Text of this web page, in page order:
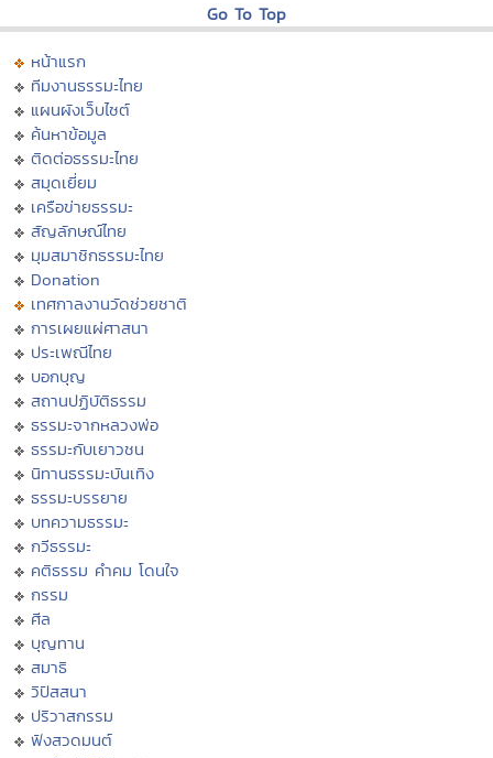
Go To Top
หน้าแรก
ทีมงานธรรมะไทย
แผนผังเว็บไซต์
ค้นหาข้อมูล
ติดต่อธรรมะไทย
สมุดเยี่ยม
เครือข่ายธรรมะ
สัญลักษณ์ไทย
มุมสมาชิกธรรมะไทย
Donation
เทศกาลงานวัดช่วยชาติ
การเผยแผ่ศาสนา
ประเพณีไทย
บอกบุญ
สถานปฏิบัติธรรม
ธรรมะจากหลวงพ่อ
ธรรมะกับเยาวชน
นิทานธรรมะบันเทิง
ธรรมะบรรยาย
บทความธรรมะ
กวีธรรมะ
คติธรรม คำคม โดนใจ
กรรม
ศีล
บุญทาน
สมาธิ
วิปัสสนา
ปริวาสกรรม
ฟังสวดมนต์